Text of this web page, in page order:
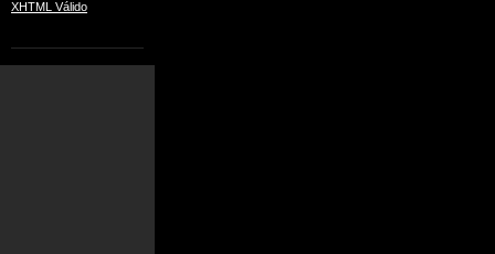
XHTML Válido